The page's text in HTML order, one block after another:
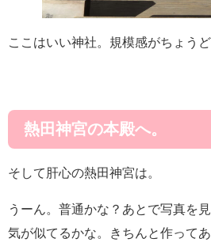
ここはいい神社。規模感がちょう
熱田神宮の本殿へ。
そして肝心の熱田神宮は。
うーん。普通かな？あとで写真を
気が似てるかな。きちんと作って